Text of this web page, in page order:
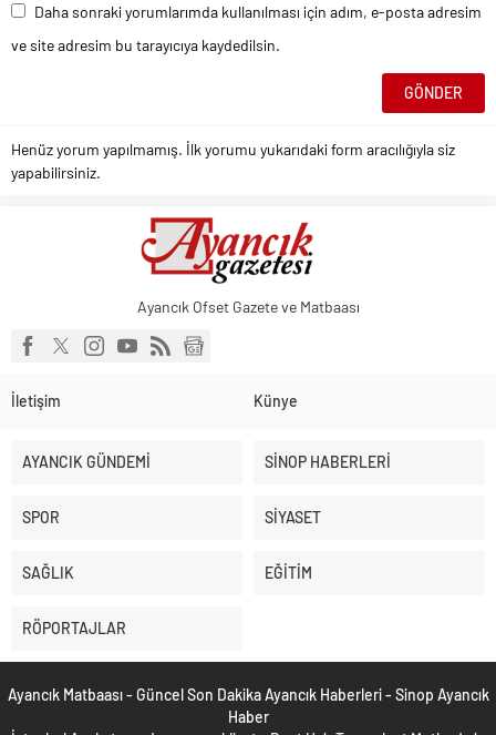
Daha sonraki yorumlarımda kullanılması için adım, e-posta adresim
ve site adresim bu tarayıcıya kaydedilsin.
Henüz yorum yapılmamış. İlk yorumu yukarıdaki form aracılığıyla siz
yapabilirsiniz.
Ayancık Ofset Gazete ve Matbaası
İletişim Künye
AYANCIK GÜNDEMİ SİNOP HABERLERİ
SPOR SİYASET
SAĞLIK EĞİTİM
RÖPORTAJLAR
Ayancık Matbaası - Güncel Son Dakika Ayancık Haberleri - Sinop Ayancık
Haber